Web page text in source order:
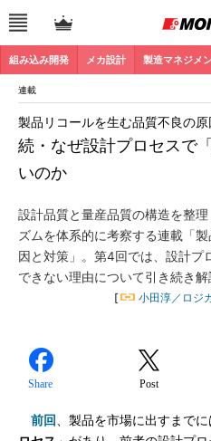
組み込み開発 メカ設計 製造マネジメ
連載
続・なぜ設計プロセスで
いのか
製品リコールを生む品質不良の原
設計品質と量産品質の構造を整
ズムを体系的に考察する連載「
因と対策」。第4回では、設計プ
できない理由について引き続き解
[ 小田淳／ロジ
Share Post
前回 、製品を市場に出すまでに